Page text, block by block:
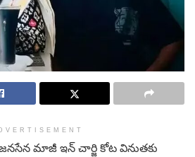
మాజీ ఇన్ చార్జి కోట వినుతకు